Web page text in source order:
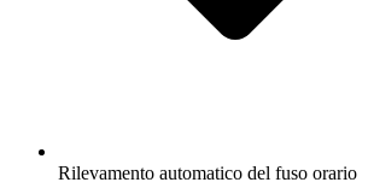
Rilevamento automatico del fuso orario